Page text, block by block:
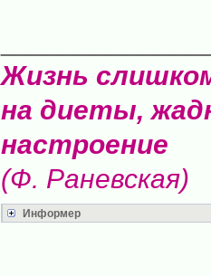
Жизнь
на диеты,
настроение
(Ф. Раневская)
Информер